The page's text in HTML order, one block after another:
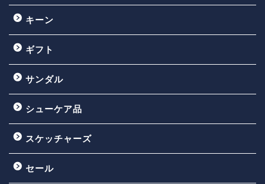
キーン
ギフト
サンダル
シューケア品
スケッチャーズ
セール